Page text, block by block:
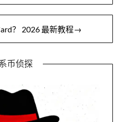
？ 2026 最新教程→
币侦探